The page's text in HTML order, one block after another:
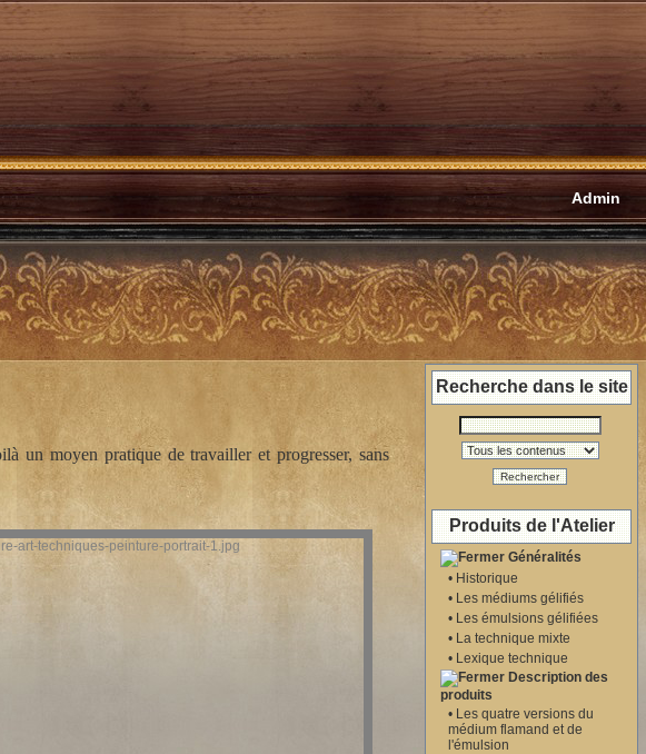
Admin
moyen pratique de travailler et progresser, sans
Recherche dans le site
Rechercher
Produits de l'Atelier
Généralités
• Historique
• Les médiums gélifiés
• Les émulsions gélifiées
• La technique mixte
• Lexique technique
Description des
produits
• Les quatre versions du
médium flamand et de
l'émulsion